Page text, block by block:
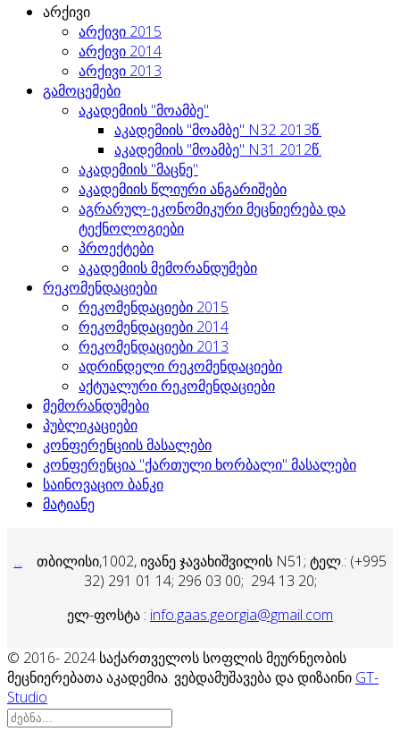
არქივი
არქივი 2015
არქივი 2014
არქივი 2013
გამოცემები
აკადემიის "მოამბე"
აკადემიის "მოამბე" N32 2013წ.
აკადემიის "მოამბე" N31 2012წ.
აკადემიის "მაცნე"
აკადემიის წლიური ანგარიშები
აგრარულ-ეკონომიკური მეცნიერება და
ტექნოლოგიები
პროექტები
აკადემიის მემორანდუმები
რეკომენდაციები
რეკომენდაციები 2015
რეკომენდაციები 2014
რეკომენდაციები 2013
ადრინდელი რეკომენდაციები
აქტუალური რეკომენდაციები
მემორანდუმები
პუბლიკაციები
კონფერენციის მასალები
კონფერენცია "ქართული ხორბალი" მასალები
საინოვაციო ბანკი
მატიანე
...
თბილისი,1002, ივანე ჯავახიშვილის N51; ტელ.: (+995
32) 291 01 14; 296 03 00; 294 13 20;
ელ-ფოსტა : info.gaas.georgia@gmail.com
© 2016- 2024 საქართველოს სოფლის მეურნეობის
მეცნიერებათა აკადემია. ვებდამუშავება და დიზაინი GT-
Studio